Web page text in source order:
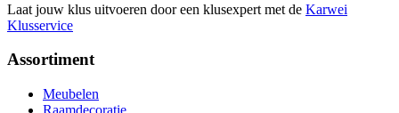
Laat jouw klus uitvoeren door een klusexpert met de Karwei
Klusservice
Assortiment
Meubelen